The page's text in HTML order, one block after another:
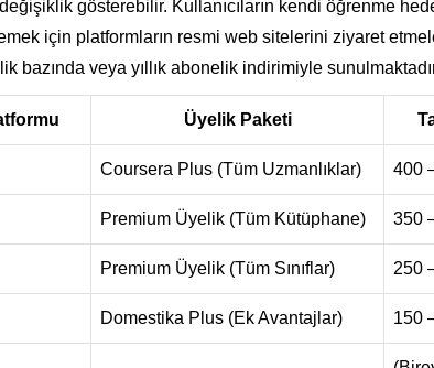
gösterebilir. Kullanıcıların kendi öğrenme
için platformların resmi web sitelerini ziyaret
bazında veya yıllık abonelik indirimiyle
Üyelik Paketi
Coursera Plus (Tüm Uzmanlıklar) 400
Premium Üyelik (Tüm Kütüphane) 350
Premium Üyelik (Tüm Sınıflar) 250
Domestika Plus (Ek Avantajlar) 150